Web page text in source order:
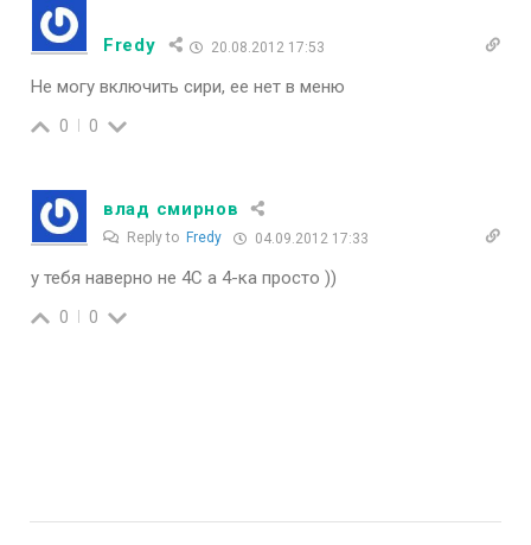
Fredy 20.08.2012 17:53
Не могу включить сири, ее нет в меню
0 0
влад смирнов
Reply to Fredy 04.09.2012 17:33
у тебя наверно не 4С а 4-ка просто ))
0 0